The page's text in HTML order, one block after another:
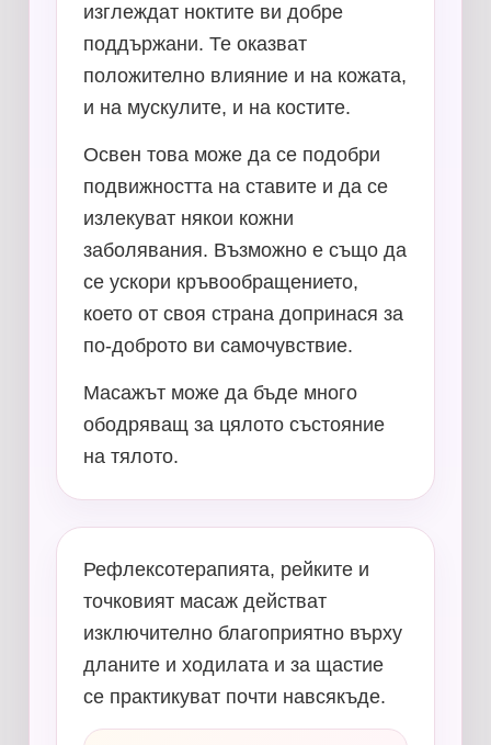
изглеждат ноктите ви добре
поддържани. Те оказват
положително влияние и на кожата,
и на мускулите, и на костите.
Освен това може да се подобри
подвижността на ставите и да се
излекуват някои кожни
заболявания. Възможно е също да
се ускори кръвообращението,
което от своя страна допринася за
по-доброто ви самочувствие.
Масажът може да бъде много
ободряващ за цялото състояние
на тялото.
Рефлексотерапията, рейките и
точковият масаж действат
изключително благоприятно върху
дланите и ходилата и за щастие
се практикуват почти навсякъде.